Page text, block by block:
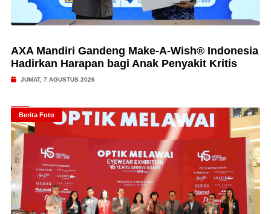
AXA Mandiri Gandeng Make-A-Wish® Indonesia
Hadirkan Harapan bagi Anak Penyakit Kritis
JUMAT, 7 AGUSTUS 2026
Berita Foto